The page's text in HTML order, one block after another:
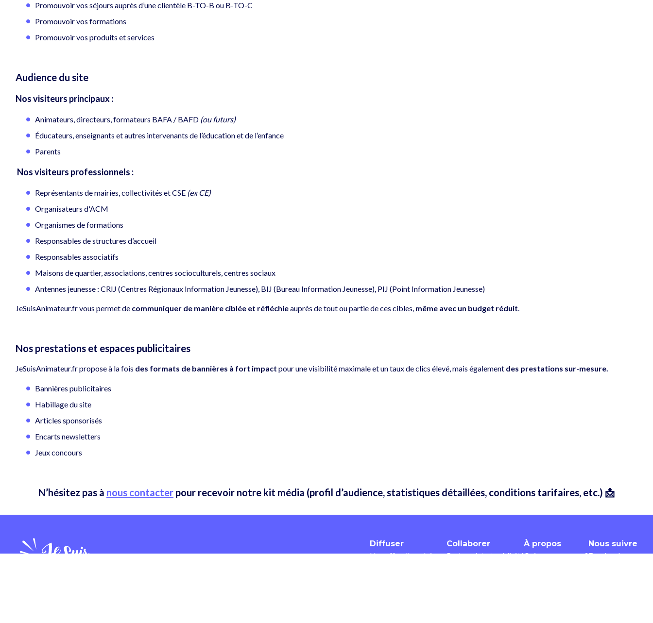
Promouvoir vos séjours auprès d’une clientèle B-TO-B ou B-TO-C
Promouvoir vos formations
Promouvoir vos produits et services
Audience du site
Nos visiteurs principaux :
Animateurs, directeurs, formateurs BAFA / BAFD (ou futurs)
Éducateurs, enseignants et autres intervenants de l’éducation et de l’enfance
Parents
Nos visiteurs professionnels :
Représentants de mairies, collectivités et CSE (ex CE)
Organisateurs d'ACM
Organismes de formations
Responsables de structures d’accueil
Responsables associatifs
Maisons de quartier, associations, centres socioculturels, centres sociaux
Antennes jeunesse : CRIJ (Centres Régionaux Information Jeunesse), BIJ (Bureau Information Jeunesse), PIJ (Point Information Jeunesse)
JeSuisAnimateur.fr vous permet de communiquer de manière ciblée et réfléchieauprès de tout ou partie de ces cibles, même avec un budget réduit.
Nos prestations et espaces publicitaires
JeSuisAnimateur.fr propose à la fois des formats de bannières à fort impact pour une visibilité maximale et un taux de clics élevé, mais également des prestations sur-mesure.
Bannières publicitaires
Habillage du site
Articles sponsorisés
Encarts newsletters
Jeux concours
N’hésitez pas à nous contacter pour recevoir notre kit média (profil d’audience, statistiques détaillées, conditions tarifaires, etc.) 📩
Diffuser
Une offre d'emploi
Collaborer
Partenariat et publicité
À propos
Qui sommes-nous ?
Nous suivre
Facebook